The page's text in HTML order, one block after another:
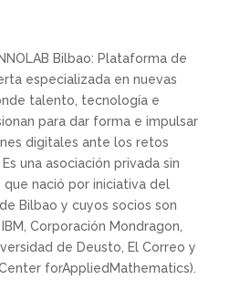
Bilbao: Plataforma de
especializada en nuevas
talento, tecnología e
para dar forma e impulsar
digitales ante los retos
una asociación privada sin
que nació por iniciativa del
Bilbao y cuyos socios son
Corporación Mondragon,
de Deusto, El Correo y
forAppliedMathematics).